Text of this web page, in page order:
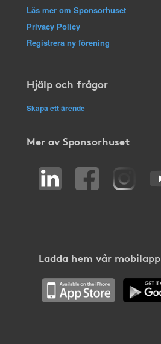
Läs mer om Sponsorhuset
Privacy Policy
Registrera ny förening
Hjälp och frågor
Skapa ett ärende
Mer av Sponsorhuset
Ladda hem vår mobilapp